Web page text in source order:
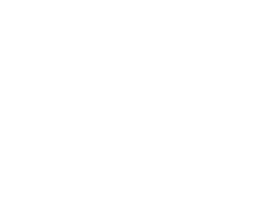
ملاحظة
عن مستخدم
حساب خدمة هو